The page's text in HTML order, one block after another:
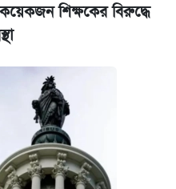
এমবিএ স্কলারশিপে
কয়েকজন শিক্ষকের বিরুদ্ধে